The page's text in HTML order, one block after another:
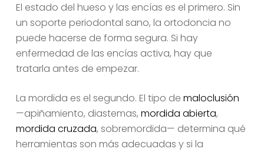
El estado del hueso y las encías es el primero. Sin
un soporte periodontal sano, la ortodoncia no
puede hacerse de forma segura. Si hay
enfermedad de las encías activa, hay que
tratarla antes de empezar.
La mordida es el segundo. El tipo de maloclusión
—apiñamiento, diastemas, mordida abierta,
mordida cruzada, sobremordida— determina qué
herramientas son más adecuadas y si la